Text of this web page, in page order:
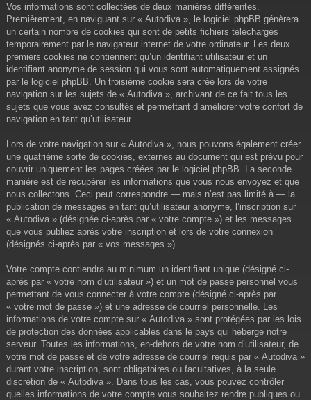
Vos informations sont collectées de deux manières différentes.
Premièrement, en naviguant sur « Autodiva », le logiciel phpBB génèrera
un certain nombre de cookies qui sont de petits fichiers téléchargés
temporairement par le navigateur internet de votre ordinateur. Les deux
premiers cookies ne contiennent qu’un identifiant utilisateur et un
identifiant anonyme de session qui vous sont automatiquement assignés
par le logiciel phpBB. Un troisième cookie sera créé lors de votre
navigation sur les sujets de « Autodiva », archivant de ce fait tous les
sujets que vous avez consultés et permettant d’améliorer votre confort de
navigation en tant qu’utilisateur.
Lors de votre navigation sur « Autodiva », nous pouvons également créer
une quatrième sorte de cookies, externes au document qui est prévu pour
couvrir uniquement les pages créées par le logiciel phpBB. La seconde
manière est de récupérer les informations que vous nous envoyez et que
nous collectons. Ceci peut correspondre — mais n’est pas limité à — la
publication de messages en tant qu’utilisateur anonyme, l’inscription sur
« Autodiva » (désignée ci-après par « votre compte ») et les messages
que vous publiez après votre inscription et lors de votre connexion
(désignés ci-après par « vos messages »).
Votre compte contiendra au minimum un identifiant unique (désigné ci-
après par « votre nom d’utilisateur ») et un mot de passe personnel vous
permettant de vous connecter à votre compte (désigné ci-après par
« votre mot de passe ») et une adresse de courriel personnelle. Les
informations de votre compte sur « Autodiva » sont protégées par les lois
de protection des données applicables dans le pays qui héberge notre
serveur. Toutes les informations, en-dehors de votre nom d’utilisateur, de
votre mot de passe et de votre adresse de courriel requis par « Autodiva »
durant votre inscription, sont obligatoires ou facultatives, à la seule
discrétion de « Autodiva ». Dans tous les cas, vous pouvez contrôler
quelles informations de votre compte vous souhaitez rendre publiques ou